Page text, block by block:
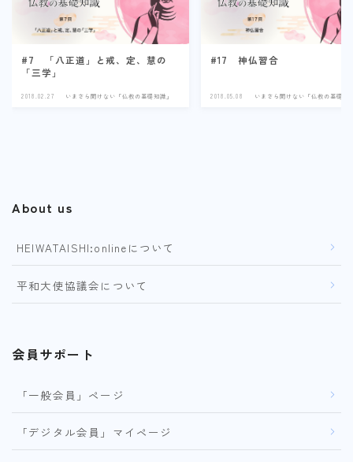
#7 「八正道」と戒、定、慧の
「三学」
2018.02.27 いまさら聞けない「仏教の基礎知識」
#17 神仏習合
2018.05.08 いまさら聞けない「仏教の基礎知
About us
HEIWATAISHI:onlineについて
平和大使協議会について
会員サポート
「一般会員」ページ
「デジタル会員」マイページ